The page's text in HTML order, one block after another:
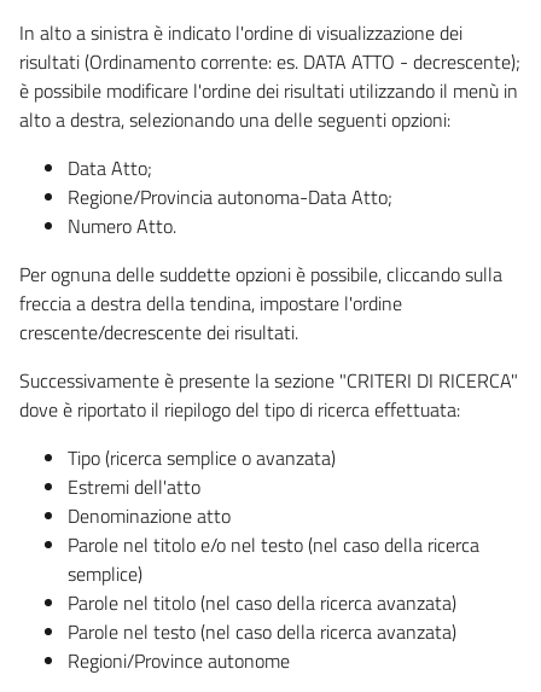
In alto a sinistra è indicato l'ordine di visualizzazione dei
risultati (Ordinamento corrente: es. DATA ATTO - decrescente);
è possibile modificare l'ordine dei risultati utilizzando il menù in
alto a destra, selezionando una delle seguenti opzioni:
Data Atto;
Regione/Provincia autonoma-Data Atto;
Numero Atto.
Per ognuna delle suddette opzioni è possibile, cliccando sulla
freccia a destra della tendina, impostare l'ordine
crescente/decrescente dei risultati.
Successivamente è presente la sezione "CRITERI DI RICERCA"
dove è riportato il riepilogo del tipo di ricerca effettuata:
Tipo (ricerca semplice o avanzata)
Estremi dell'atto
Denominazione atto
Parole nel titolo e/o nel testo (nel caso della ricerca
semplice)
Parole nel titolo (nel caso della ricerca avanzata)
Parole nel testo (nel caso della ricerca avanzata)
Regioni/Province autonome